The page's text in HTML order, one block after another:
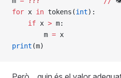
for x in tokens(int):
    if
x > m:
        m
= x
print (m)